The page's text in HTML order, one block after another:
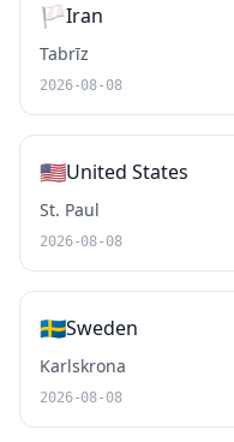
🏳️Iran
Tabrīz
2026-08-08
🇺🇸United States
St. Paul
2026-08-08
🇸🇪Sweden
Karlskrona
2026-08-08